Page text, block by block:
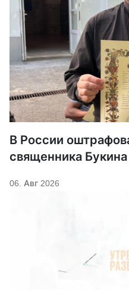
В России
священника Букина
06. Авг 2026